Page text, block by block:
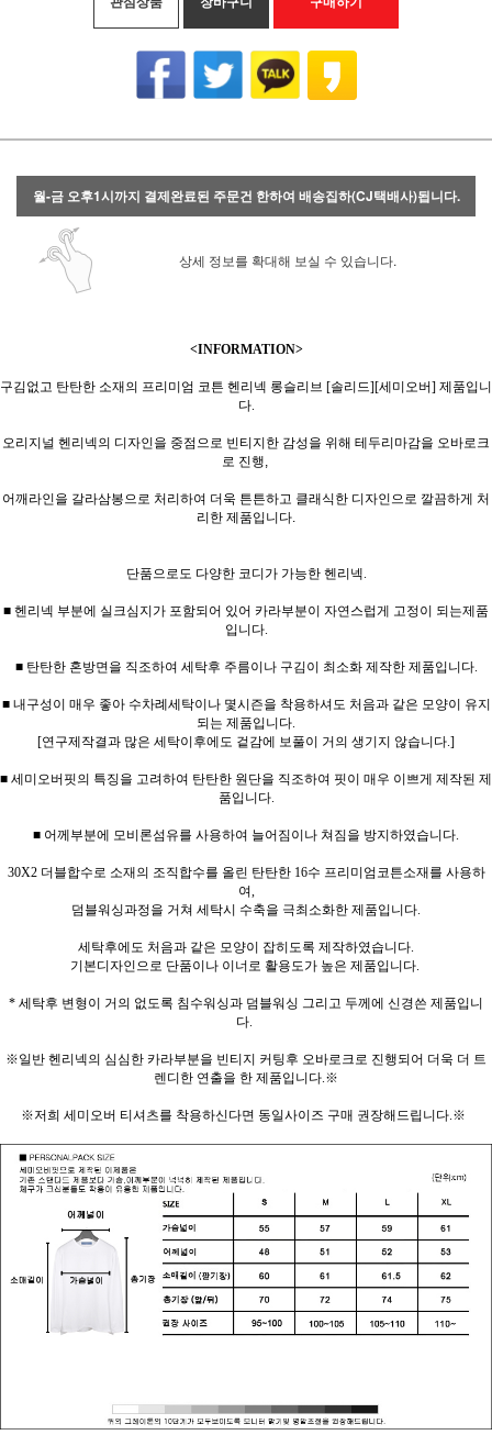
월-금 오후1시까지 결제완료된 주문건 한하여 배송집하(CJ택배사)됩니다.
상세 정보를 확대해 보실 수 있습니다.
<INFORMATION>
구김없고 탄탄한 소재의 프리미엄 코튼 헨리넥 롱슬리브 [솔리드][세미오버] 제품입니
다.
오리지널 헨리넥의 디자인을 중점으로 빈티지한 감성을 위해 테두리마감을 오바로크
로 진행,
어깨라인을 갈라삼봉으로 처리하여 더욱 튼튼하고 클래식한 디자인으로 깔끔하게 처
리한 제품입니다.
단품으로도 다양한 코디가 가능한 헨리넥.
■ 헨리넥 부분에 실크심지가 포함되어 있어 카라부분이 자연스럽게 고정이 되는제품
입니다.
■ 탄탄한 혼방면을 직조하여 세탁후 주름이나 구김이 최소화 제작한 제품입니다.
■ 내구성이 매우 좋아 수차례세탁이나 몇시즌을 착용하셔도 처음과 같은 모양이 유지
되는 제품입니다.
[연구제작결과 많은 세탁이후에도 겉감에 보풀이 거의 생기지 않습니다.]
■ 세미오버핏의 특징을 고려하여 탄탄한 원단을 직조하여 핏이 매우 이쁘게 제작된 제
품입니다.
■ 어께부분에 모비론섬유를 사용하여 늘어짐이나 쳐짐을 방지하였습니다.
30X2 더블합수로 소재의 조직합수를 올린 탄탄한 16수 프리미엄코튼소재를 사용하
여,
덤블워싱과정을 거쳐 세탁시 수축을 극최소화한 제품입니다.
세탁후에도 처음과 같은 모양이 잡히도록 제작하였습니다.
기본디자인으로 단품이나 이너로 활용도가 높은 제품입니다.
* 세탁후 변형이 거의 없도록 침수워싱과 덤블워싱 그리고 두께에 신경쓴 제품입니
다.
※일반 헨리넥의 심심한 카라부분을 빈티지 커팅후 오바로크로 진행되어 더욱 더 트
렌디한 연출을 한 제품입니다.※
※저희 세미오버 티셔츠를 착용하신다면 동일사이즈 구매 권장해드립니다.※